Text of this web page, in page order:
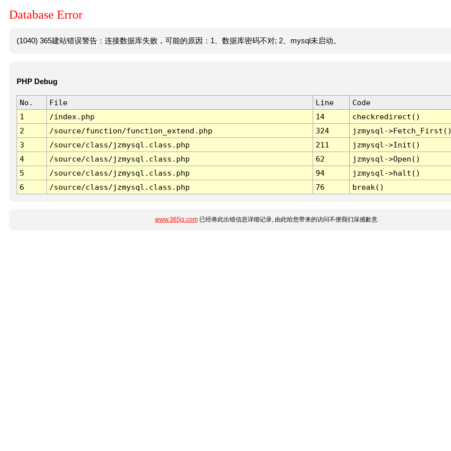
Database Error
(1040) 365建站错误警告：连接数据库失败，可能的原因：1、数据库密码不对; 2、mysql未启动。
PHP Debug
No. File Line
Code
1
/index.php 14
checkredirect()
2
/source/function/function_extend.php 324
jzmysql-
3
/source/class/jzmysql.class.php 211
jzmysql->Init()
4
/source/class/jzmysql.class.php 62
jzmysql->Open()
5
/source/class/jzmysql.class.php 94
jzmysql->halt()
6
/source/class/jzmysql.class.php 76 break()
www.365jz.com已经将此出错信息详细记录, 由此给您带来的访问不便我们深感歉意.